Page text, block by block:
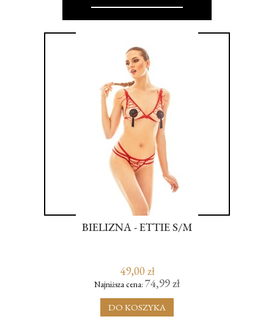
BIELIZNA - ETTIE S/M
49,00 zł
Najniższa cena: 74,99 zł
DO KOSZYKA